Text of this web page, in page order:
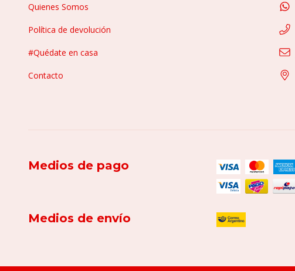
Quienes Somos
Política de devolución
#Quédate en casa
Contacto
Medios de pago
Medios de envío